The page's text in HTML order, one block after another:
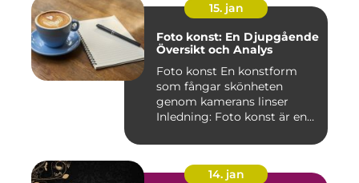
15. jan
Foto konst: En Djupgående
Översikt och Analys
Foto konst En konstform
som fångar skönheten
genom kamerans linser
Inledning: Foto konst är en
14. jan